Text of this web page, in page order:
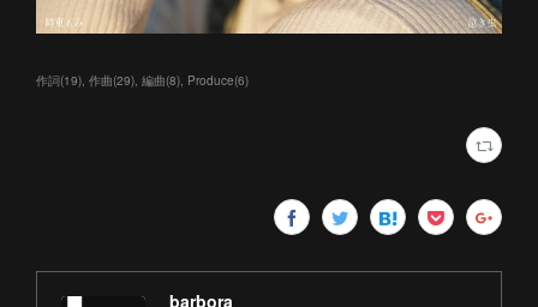
作詞(19) 作曲(29) 編曲(8) Produce(6)
barbora